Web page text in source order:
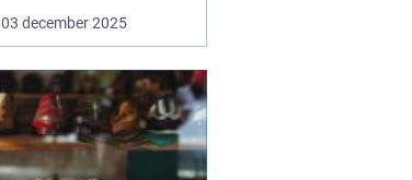
komponent som ger
De är mångsidiga, hå...
03 december 2025